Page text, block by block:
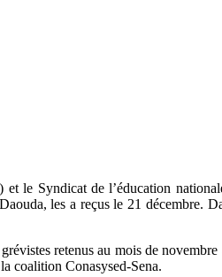
et le Syndicat de l’éducation
les a reçus le 21 décembre.
retenus au mois de novembre
coalition Conasysed-Sena.